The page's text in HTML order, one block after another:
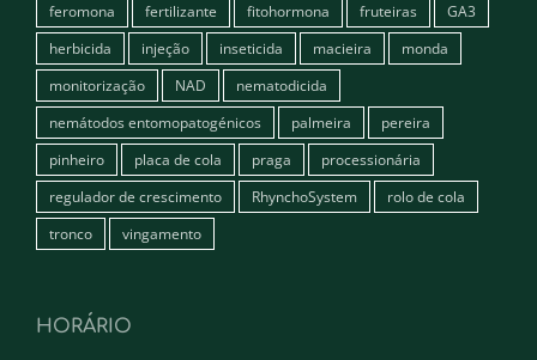
feromona
fertilizante fitohormona fruteiras
GA3
herbicida
injeção inseticida macieira
monda
monitorização
NAD
nematodicida
nemátodos entomopatogénicos
palmeira
pereira
pinheiro
placa de cola praga
processionária
regulador de crescimento
RhynchoSystem
rolo de cola
tronco
vingamento
HORÁRIO